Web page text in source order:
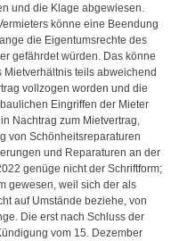
und die Klage abgewiesen.
könne eine Beendung
die Eigentumsrechte des
gefährdet würden. Das könne
teils abweichend
vollzogen worden und die
Eingriffen der Mieter
Nachtrag zum Mietvertrag,
von Schönheitsreparaturen
und Reparaturen an der
genüge nicht der Schriftform;
gewesen, weil sich der als
auf Umstände beziehe, von
Die erst nach Schluss der
vom 15. Dezember